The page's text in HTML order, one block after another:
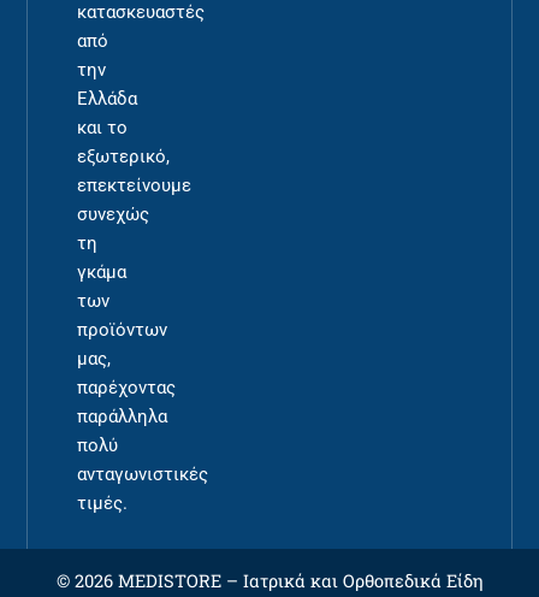
κατασκευαστές
από
την
Ελλάδα
και το
εξωτερικό,
επεκτείνουμε
συνεχώς
τη
γκάμα
των
προϊόντων
μας,
παρέχοντας
παράλληλα
πολύ
ανταγωνιστικές
τιμές.
© 2026 MEDISTORE – Ιατρικά και Ορθοπεδικά Είδη